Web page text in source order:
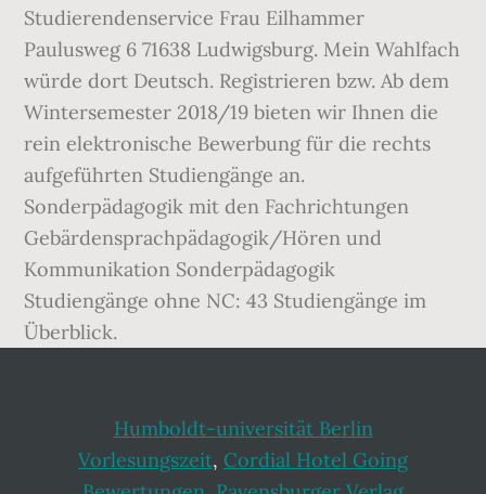
Studierendenservice Frau Eilhammer
Paulusweg 6 71638 Ludwigsburg. Mein Wahlfach
würde dort Deutsch. Registrieren bzw. Ab dem
Wintersemester 2018/19 bieten wir Ihnen die
rein elektronische Bewerbung für die rechts
aufgeführten Studiengänge an.
Sonderpädagogik mit den Fachrichtungen
Gebärdensprachpädagogik/Hören und
Kommunikation Sonderpädagogik
Studiengänge ohne NC: 43 Studiengänge im
Überblick.
Humboldt-universität Berlin
Vorlesungszeit, Cordial Hotel Going